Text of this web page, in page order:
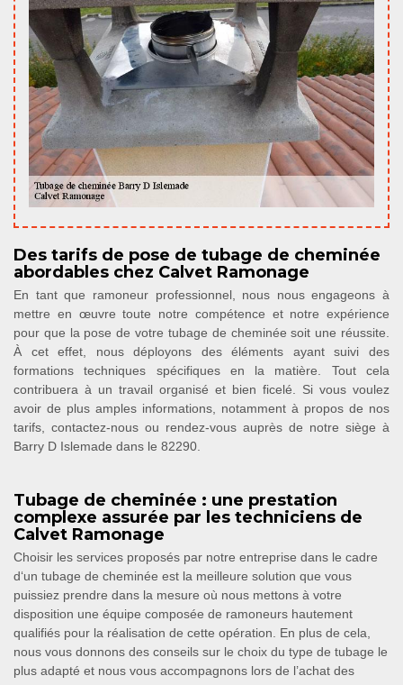
Des tarifs de pose de tubage de cheminée
abordables chez Calvet Ramonage
En tant que ramoneur professionnel, nous nous engageons à
mettre en œuvre toute notre compétence et notre expérience
pour que la pose de votre tubage de cheminée soit une réussite.
À cet effet, nous déployons des éléments ayant suivi des
formations techniques spécifiques en la matière. Tout cela
contribuera à un travail organisé et bien ficelé. Si vous voulez
avoir de plus amples informations, notamment à propos de nos
tarifs, contactez-nous ou rendez-vous auprès de notre siège à
Barry D Islemade dans le 82290.
Tubage de cheminée : une prestation
complexe assurée par les techniciens de
Calvet Ramonage
Choisir les services proposés par notre entreprise dans le cadre
d‘un tubage de cheminée est la meilleure solution que vous
puissiez prendre dans la mesure où nous mettons à votre
disposition une équipe composée de ramoneurs hautement
qualifiés pour la réalisation de cette opération. En plus de cela,
nous vous donnons des conseils sur le choix du type de tubage le
plus adapté et nous vous accompagnons lors de l’achat des